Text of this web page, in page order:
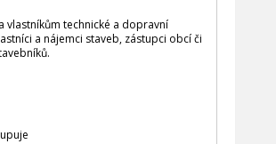
vlastníkům technické a dopravní
a nájemci staveb, zástupci obcí či